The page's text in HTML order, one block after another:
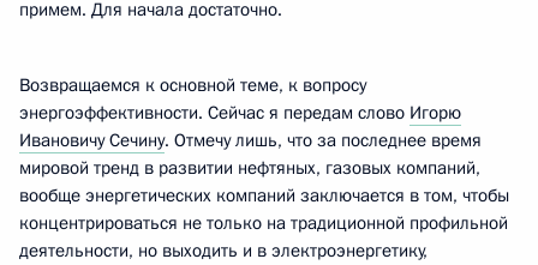
примем. Для начала достаточно.
Возвращаемся к основной теме, к вопросу
энергоэффективности. Сейчас я передам слово Игорю
Ивановичу Сечину. Отмечу лишь, что за последнее время
мировой тренд в развитии нефтяных, газовых компаний,
вообще энергетических компаний заключается в том, чтобы
концентрироваться не только на традиционной профильной
деятельности, но выходить и в электроэнергетику,